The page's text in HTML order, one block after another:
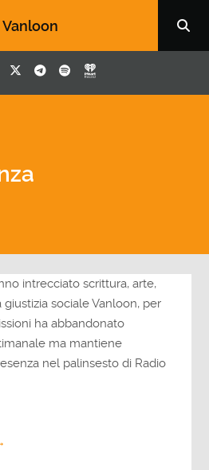
Vanloon
intrecciato scrittura, arte,
sociale Vanloon, per
ha abbandonato
ma mantiene
nel palinsesto di Radio